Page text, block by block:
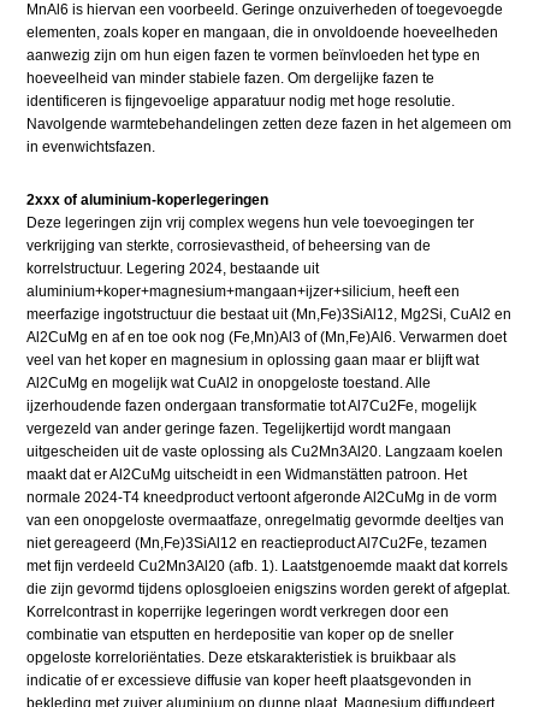
MnAl6 is hiervan een voorbeeld. Geringe onzuiverheden of toegevoegde
elementen, zoals koper en mangaan, die in onvoldoende hoeveelheden
aanwezig zijn om hun eigen fazen te vormen beïnvloeden het type en
hoeveelheid van minder stabiele fazen. Om dergelijke fazen te
identificeren is fijngevoelige apparatuur nodig met hoge resolutie.
Navolgende warmtebehandelingen zetten deze fazen in het algemeen om
in evenwichtsfazen.
2xxx of aluminium-koperlegeringen
Deze legeringen zijn vrij complex wegens hun vele toevoegingen ter
verkrijging van sterkte, corrosievastheid, of beheersing van de
korrelstructuur. Legering 2024, bestaande uit
aluminium+koper+magnesium+mangaan+ijzer+silicium, heeft een
meerfazige ingotstructuur die bestaat uit (Mn,Fe)3SiAl12, Mg2Si, CuAl2 en
Al2CuMg en af en toe ook nog (Fe,Mn)Al3 of (Mn,Fe)Al6. Verwarmen doet
veel van het koper en magnesium in oplossing gaan maar er blijft wat
Al2CuMg en mogelijk wat CuAl2 in onopgeloste toestand. Alle
ijzerhoudende fazen ondergaan transformatie tot Al7Cu2Fe, mogelijk
vergezeld van ander geringe fazen. Tegelijkertijd wordt mangaan
uitgescheiden uit de vaste oplossing als Cu2Mn3Al20. Langzaam koelen
maakt dat er Al2CuMg uitscheidt in een Widmanstätten patroon. Het
normale 2024-T4 kneedproduct vertoont afgeronde Al2CuMg in de vorm
van een onopgeloste overmaatfaze, onregelmatig gevormde deeltjes van
niet gereageerd (Mn,Fe)3SiAl12 en reactieproduct Al7Cu2Fe, tezamen
met fijn verdeeld Cu2Mn3Al20 (afb. 1). Laatstgenoemde maakt dat korrels
die zijn gevormd tijdens oplosgloeien enigszins worden gerekt of afgeplat.
Korrelcontrast in koperrijke legeringen wordt verkregen door een
combinatie van etsputten en herdepositie van koper op de sneller
opgeloste korreloriëntaties. Deze etskarakteristiek is bruikbaar als
indicatie of er excessieve diffusie van koper heeft plaatsgevonden in
bekleding met zuiver aluminium op dunne plaat. Magnesium diffundeert